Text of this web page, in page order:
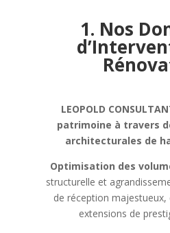
1. Nos
LEOPOLD
patrimoine à travers
architecturales de
Optimisation des
structurelle et
de réception majestueux,
extensions de